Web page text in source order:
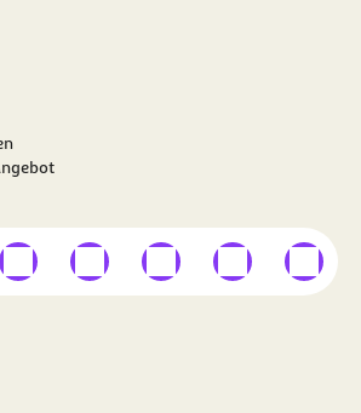
BARMER auf
externer Linkexterner Linkexterner Linkexterner Link